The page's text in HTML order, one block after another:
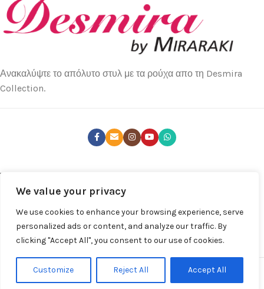
We value your privacy
We use cookies to enhance your browsing experience, serve
personalized ads or content, and analyze our traffic. By
clicking "Accept All", you consent to our use of cookies.
Customize Reject All Accept All
Ανακαλύψτε το απόλυτο στυλ με τα ρούχα απο τη Desmira
Collection.
ΤΕΛΕΥΤΑΊΑ ΝΈΑ
ΧΡΉΣΙΜΑ LINKS